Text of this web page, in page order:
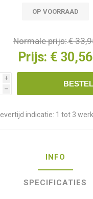
OP VOORRAAD
Normale prijs:€
Prijs: € 30,56
i
h
BESTEL
Levertijd indicatie: 1 tot 3
INFO
SPECIFICATIES